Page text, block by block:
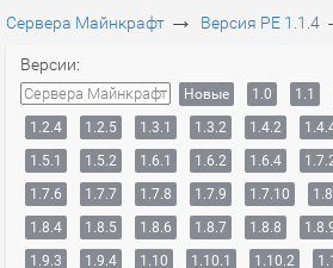
Сервера Майнкрафт → Версия PE 1.1.4
Версии:
Сервера Майнкрафт Новые 1.0 1.1
1.2.4
1.2.5 1.3.1 1.3.2 1.4.2
1.5.1
1.5.2 1.6.1 1.6.2 1.6.4
1.7.6
1.7.7 1.7.8 1.7.9 1.7.10 1.8
1.8.4
1.8.5 1.8.6 1.8.7 1.8.8
1.9.3
1.9.4 1.10 1.10.1 1.10.2